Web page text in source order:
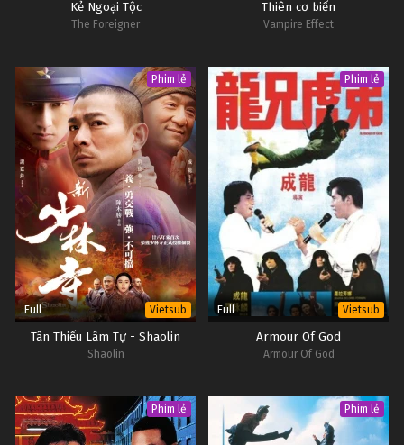
Kẻ Ngoại Tộc
The Foreigner
Thiên cơ biến
Vampire Effect
Phim lẻ
Full Vietsub
Tân Thiếu Lâm Tự - Shaolin
Shaolin
Phim lẻ
Full Vietsub
Armour Of God
Armour Of God
Phim lẻ Phim lẻ